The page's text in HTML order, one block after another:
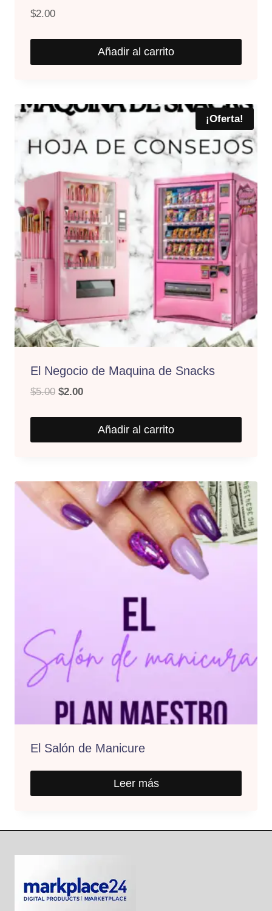
$2.00
Añadir al carrito
¡Oferta!
El Negocio de Maquina de Snacks
$5.00 El
original
$5.00.
$2.00El
actual
$2.00.
Añadir al carrito
El Salón de Manicure
Leer más